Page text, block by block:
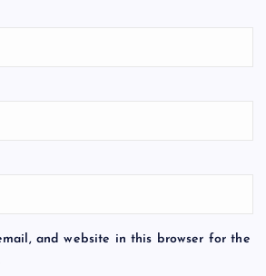
and website in this browser for the